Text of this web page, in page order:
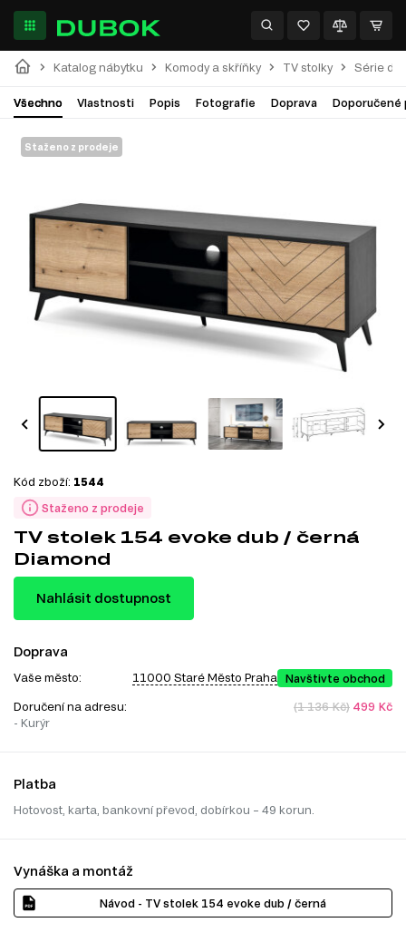
Katalog nábytku Komody a skříňky TV stolky Série do
Všechno Vlastnosti Popis Fotografie Doprava Doporučené
Staženo z prodeje
Staženo z prodeje
Kód zboží: 1544
TV stolek 154 evoke dub / černá
Diamond
Nahlásit dostupnost
Doprava
Vaše město: 11000 Staré Město Praha Navštivte obchod
Doručení na adresu:
- Kurýr
(1 136 Kč) 499 Kč
Platba
Hotovost, karta, bankovní převod, dobírkou – 49 korun.
Vynáška a montáž
Návod - TV stolek 154 evoke dub / černá